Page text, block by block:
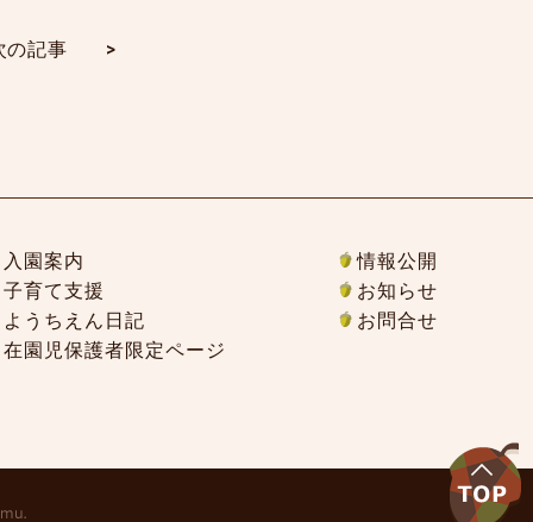
の記事 >
入園案内
子育て支援
ようちえん日記
在園児保護者限定ページ
情報公開
お知らせ
お問合せ